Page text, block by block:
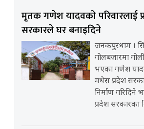
मृतक गणेश यादवको परिवारलाई
सरकारले घर बनाइदिने
जनकपुरधाम ।
गोलबजारमा
भएका गणेश
मधेस प्रदेश
निर्माण
प्रदेश सरकारका